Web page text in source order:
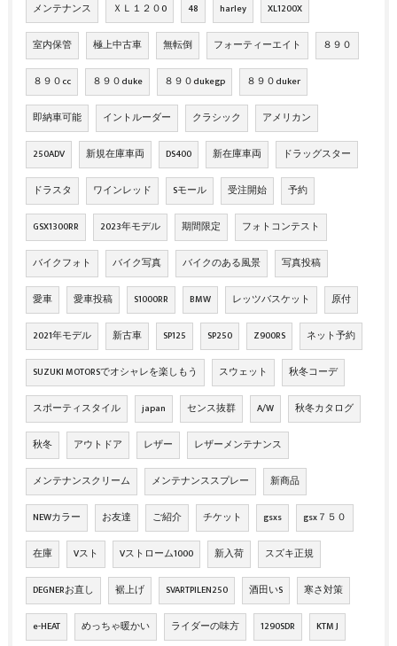
メンテナンス ＸＬ１２０0 48 harley XL1200X
室内保管 極上中古車 無転倒 フォーティーエイト ８９０
８９０cc ８９０duke ８９０dukegp ８９０duker
即納車可能 イントルーダー クラシック アメリカン
250ADV 新規在庫車両 DS400 新在庫車両 ドラッグスター
ドラスタ ワインレッド Sモール 受注開始 予約
GSX1300RR 2023年モデル 期間限定 フォトコンテスト
バイクフォト バイク写真 バイクのある風景 写真投稿
愛車 愛車投稿 S1000RR BMW レッツバスケット 原付
2021年モデル 新古車 SP125 SP250 Z900RS ネット予約
SUZUKI MOTORSでオシャレを楽しもう スウェット 秋冬コーデ
スポーティスタイル japan センス抜群 A/W 秋冬カタログ
秋冬 アウトドア レザー レザーメンテナンス
メンテナンスクリーム メンテナンススプレー 新商品
NEWカラー お友達 ご紹介 チケット gsxs gsx７５０
在庫 Vスト Vストローム1000 新入荷 スズキ正規
DEGNERお直し 裾上げ SVARTPILEN250 酒田いS 寒さ対策
e-HEAT めっちゃ暖かい ライダーの味方 1290SDR KTM J